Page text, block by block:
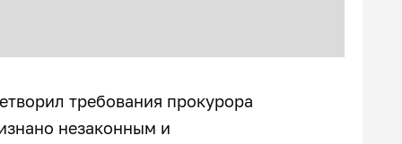
требования прокурора
незаконным и